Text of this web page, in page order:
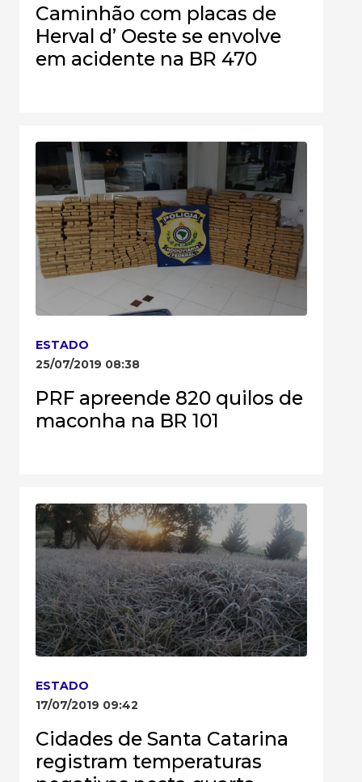
Caminhão com placas de
Herval d’ Oeste se envolve
em acidente na BR 470
ESTADO
25/07/2019 08:38
PRF apreende 820 quilos de
maconha na BR 101
ESTADO
17/07/2019 09:42
Cidades de Santa Catarina
registram temperaturas